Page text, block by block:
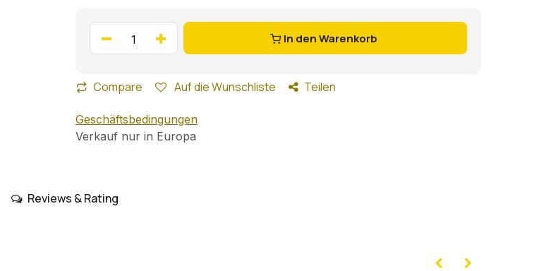
In den Warenkorb
Compare Auf die Wunschliste Teilen
Geschäftsbedingungen
Verkauf nur in Europa
Reviews & Rating